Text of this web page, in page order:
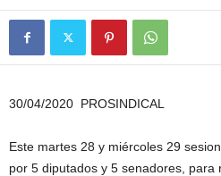
30/04/2020 PROSINDICAL
Este martes 28 y miércoles 29
por 5 diputados y 5 senadores, para